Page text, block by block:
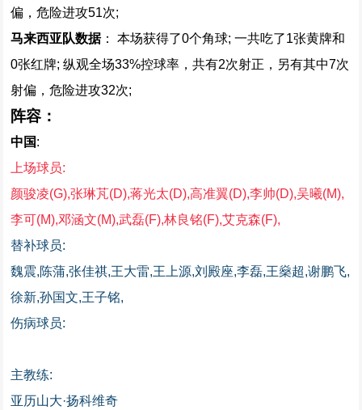
偏，危险进攻51次;
马来西亚 队数据： 本场获得了0个角球; 一共吃了1张黄牌和
0张红牌; 纵观全场33%控球率，共有2次射正，另有其中7次
射偏，危险进攻32次;
阵容：
中国:
上场球员:
颜骏凌(G),张琳芃(D),蒋光太(D),高准翼(D),李帅(D),吴曦(M),
李可(M),邓涵文(M),武磊(F),林良铭(F),艾克森(F),
替补球员:
魏震,陈蒲,张佳祺,王大雷,王上源,刘殿座,李磊,王燊超,谢鹏飞,
徐新,孙国文,王子铭,
伤病球员:
主教练:
亚历山大·扬科维奇